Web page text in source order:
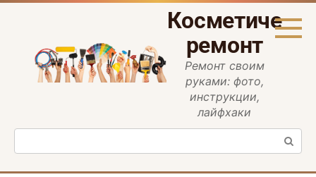
Перейти
ремонт
Ремонт своим
руками: фото,
инструкции,
лайфхаки
Поиск: